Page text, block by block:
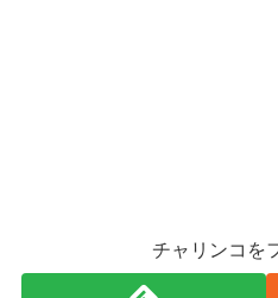
チャリンコを